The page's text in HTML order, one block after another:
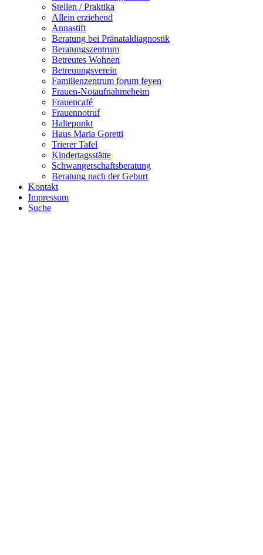
Stellen / Praktika
Allein erziehend
Annastift
Beratung bei Pränataldiagnostik
Beratungszentrum
Betreutes Wohnen
Betreuungsverein
Familienzentrum forum feyen
Frauen-Notaufnahmeheim
Frauencafé
Frauennotruf
Haltepunkt
Haus Maria Goretti
Trierer Tafel
Kindertagsstätte
Schwangerschaftsberatung
Beratung nach der Geburt
Kontakt
Impressum
Suche